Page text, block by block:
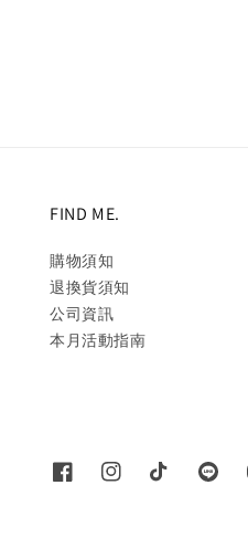
FIND ME.
購物須知
退換貨須知
公司資訊
本月活動指南